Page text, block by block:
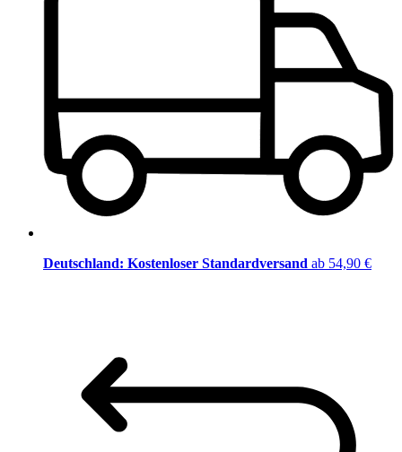
Deutschland: Kostenloser Standardversand ab 54,90 €